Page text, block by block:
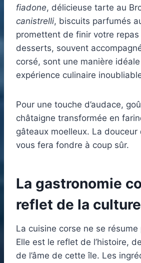
fiadone, délicieuse tarte au
canistrelli, biscuits parfumés
promettent de finir votre
desserts, souvent
corsé, sont une manière
expérience culinaire
Pour une touche d’audace,
châtaigne transformée en
gâteaux moelleux. La douceur
vous fera fondre à coup sûr.
La gastronomie
reflet de la
La cuisine corse ne se
Elle est le reflet de l’histoire,
de l’âme de cette île. Les